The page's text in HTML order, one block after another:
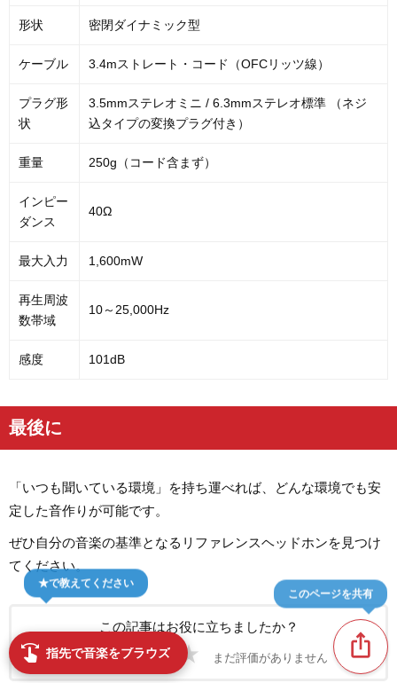
形状 密閉ダイナミック型
ケーブル 3.4mストレート・コード（OFCリッツ線）
プラグ形
状
3.5mmステレオミニ / 6.3mmステレオ標準 （ネジ
込タイプの変換プラグ付き）
重量 250g（コード含まず）
インピー
ダンス
40Ω
最大入力 1,600mW
再生周波
数帯域
10～25,000Hz
感度 101dB
最後に
「いつも聞いている環境」を持ち運べれば、どんな環境でも安
定した音作りが可能です。
ぜひ自分の音楽の基準となるリファレンスヘッドホンを見つけ
てください。
この記事はお役に立ちましたか？
★★★★ ★ まだ評価がありません
★で教えてください
ios_share
このページを共有
swipe 指先で音楽をブラウズ